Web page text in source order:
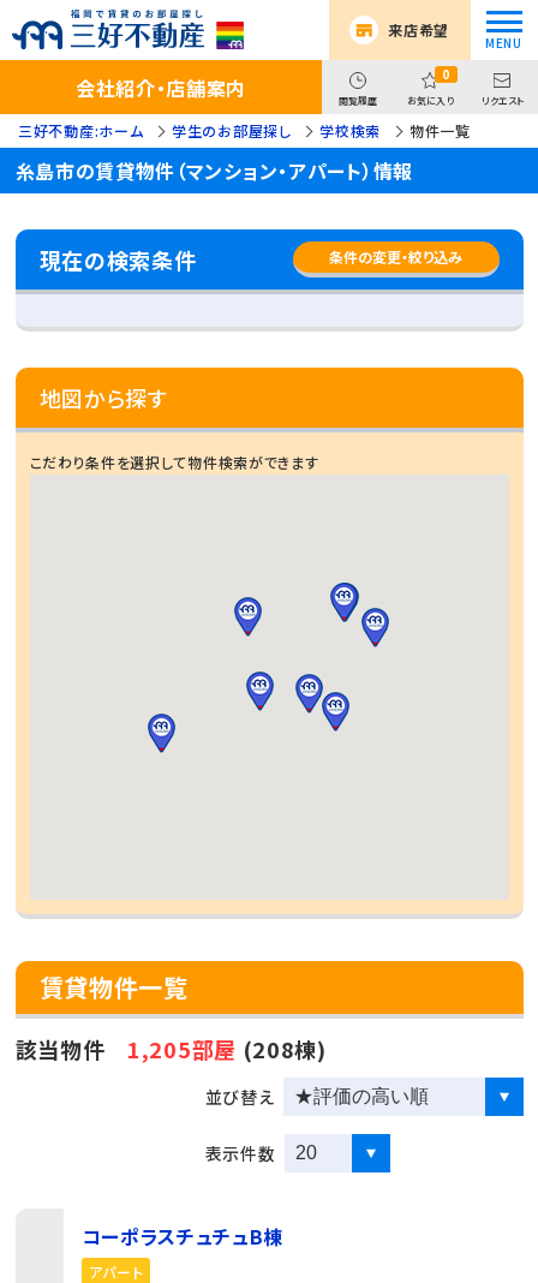
来店希望
会社紹介・店舗案内 閲覧履歴
0
お気に入り リクエスト
三好不動産:ホーム 学生のお部屋探し 学校検索 物件一覧
糸島市の賃貸物件（マンション・アパート）情報
賃貸物件一覧
該当物件 1,205部屋 (208棟)
並び替え
表示件数
コーポラスチュチュB棟
アパート
現在の検索条件 条件の変更・絞り込み
地図から探す
こだわり条件を選択して物件検索ができます